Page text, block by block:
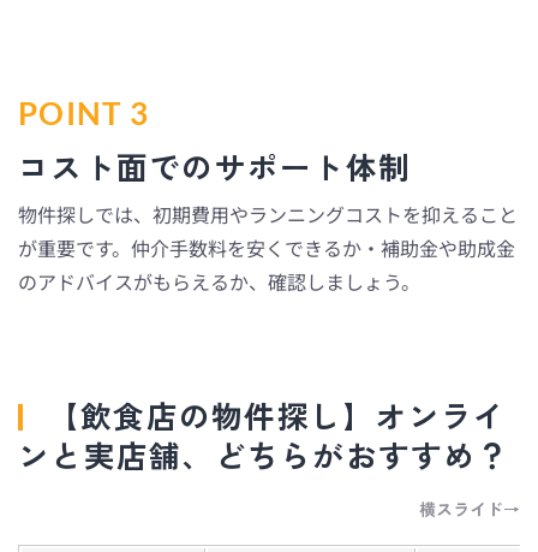
POINT 3
コスト面でのサポート体制
物件探しでは、初期費用やランニングコストを抑えること
が重要です。仲介手数料を安くできるか・補助金や助成金
のアドバイスがもらえるか、確認しましょう。
【飲食店の物件探し】オンライ
ンと実店舗、どちらがおすすめ？
横スライド→